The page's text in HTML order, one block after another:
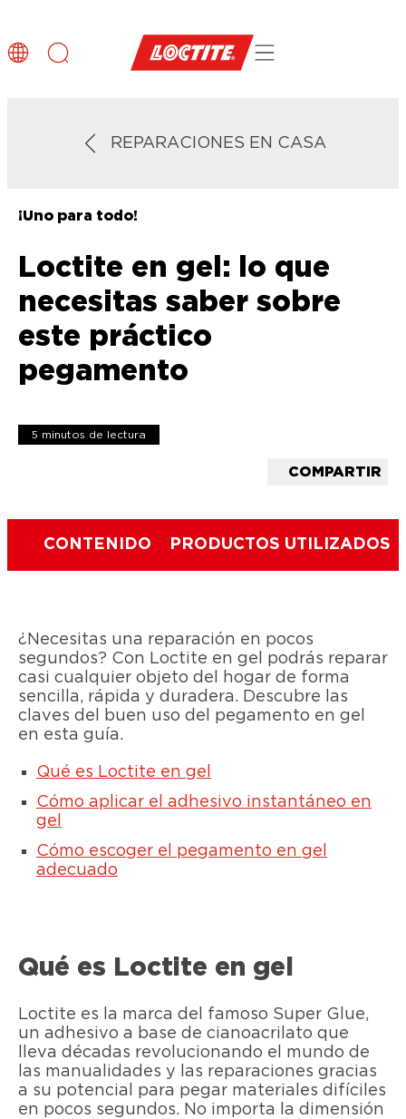
REPARACIONES EN CASA
¡Uno para todo!
Loctite en gel: lo que
necesitas saber sobre
este práctico
pegamento
5 minutos de lectura
COMPARTIR
CONTENIDO PRODUCTOS UTILIZADOS
¿Necesitas una reparación en pocos
segundos? Con Loctite en gel podrás reparar
casi cualquier objeto del hogar de forma
sencilla, rápida y duradera. Descubre las
claves del buen uso del pegamento en gel
en esta guía.
Qué es Loctite en gel
Cómo aplicar el adhesivo instantáneo en
gel
Cómo escoger el pegamento en gel
adecuado
Qué es Loctite en gel
Loctite es la marca del famoso Super Glue,
un adhesivo a base de cianoacrilato que
lleva décadas revolucionando el mundo de
las manualidades y las reparaciones gracias
a su potencial para pegar materiales difíciles
en pocos segundos. No importa la dimensión